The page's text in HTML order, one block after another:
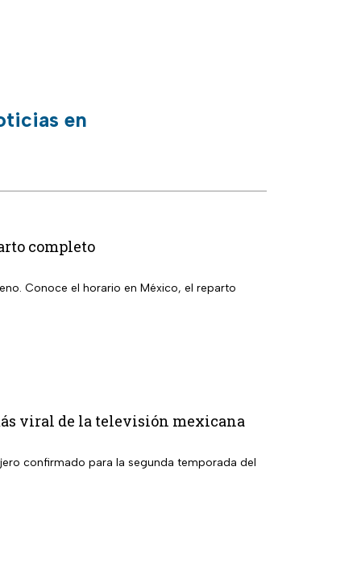
en
completo
Conoce el horario en México, el reparto
viral de la televisión mexicana
confirmado para la segunda temporada del